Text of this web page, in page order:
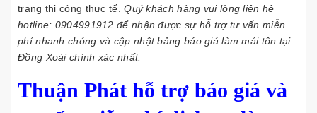
trạng thi công thực tế.Quý khách hàng vui lòng liên hệ
hotline: 0904991912để nhận được sự hỗ trợ tư vấn miễn
phí nhanh chóng và cập nhật bảng báo giá làm mái tôn tại
Đồng Xoài chính xác nhất.
Thuận Phát hỗ trợ báo giá và